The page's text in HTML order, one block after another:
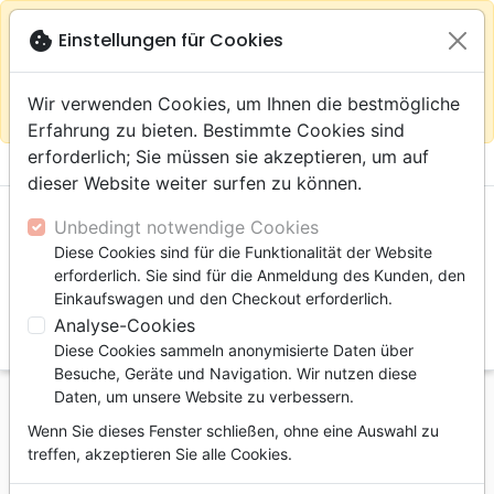
Auf der Webseite Europa bleiben close
warningGemäß
Ihrem
Einkauf im ShopDas Haus der Bibel Schweiz
menu shopping_cart
Suche
Startseite Autoren Smith Oswald J.
Oswald J. Smith
cookie Einstellungen für Cookies
Wir verwenden Cookies, um Ihnen die bestmögliche
Erfahrung zu bieten. Bestimmte Cookies sind
erforderlich; Sie müssen sie akzeptieren, um auf
dieser Website weiter surfen zu können.
Unbedingt notwendige Cookies
Diese Cookies sind für die Funktionalität der Website
erforderlich. Sie sind für die Anmeldung des Kunden, den
Einkaufswagen und den Checkout erforderlich.
Analyse-Cookies
Diese Cookies sammeln anonymisierte Daten über
Besuche, Geräte und Navigation. Wir nutzen diese
Daten, um unsere Website zu verbessern.
Wenn Sie dieses Fenster schließen, ohne eine Auswahl zu
treffen, akzeptieren Sie alle Cookies.